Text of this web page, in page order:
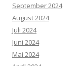
September 2024
August 2024
Juli 2024
Juni 2024
Mai 2024